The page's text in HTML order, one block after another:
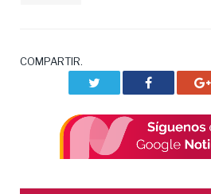
COMPARTIR.
Facebook